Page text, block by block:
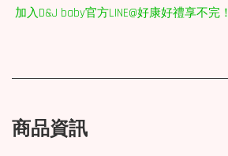
加入D&J baby官方LINE@好康好禮享不完！
商品資訊